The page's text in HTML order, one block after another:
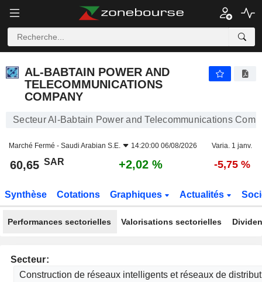
60,65
AL-BABTAIN POWER AND
TELECOMMUNICATIONS
COMPANY
Secteur Al-Babtain Power and Telecommunications
Marché Fermé - Saudi Arabian S.E. 14:20:00 06/08/2026 Varia. 1 janv.
60,65 SAR +2,02 % -5,75 %
Synthèse Cotations Graphiques Actualités
Performances sectorielles Valorisations sectorielles
Secteur: